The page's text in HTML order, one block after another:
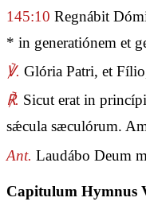
145:10 Regnábit
* in generatiónem et
℣. Glória Patri, et
℟. Sicut erat in
sǽcula sæculórum.
Ant. Laudábo Deum
Capitulum Hymnus